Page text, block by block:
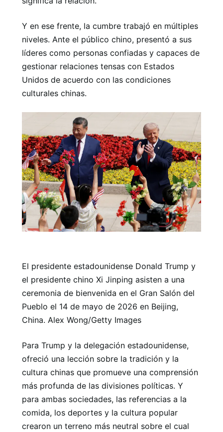
Y en ese frente, la cumbre trabajó en múltiples
niveles. Ante el público chino, presentó a sus
líderes como personas confiadas y capaces de
gestionar relaciones tensas con Estados
Unidos de acuerdo con las condiciones
culturales chinas.
El presidente estadounidense Donald Trump y
el presidente chino Xi Jinping asisten a una
ceremonia de bienvenida en el Gran Salón del
Pueblo el 14 de mayo de 2026 en Beijing,
China. Alex Wong/Getty Images
Para Trump y la delegación estadounidense,
ofreció una lección sobre la tradición y la
cultura chinas que promueve una comprensión
más profunda de las divisiones políticas. Y
para ambas sociedades, las referencias a la
comida, los deportes y la cultura popular
crearon un terreno más neutral sobre el cual